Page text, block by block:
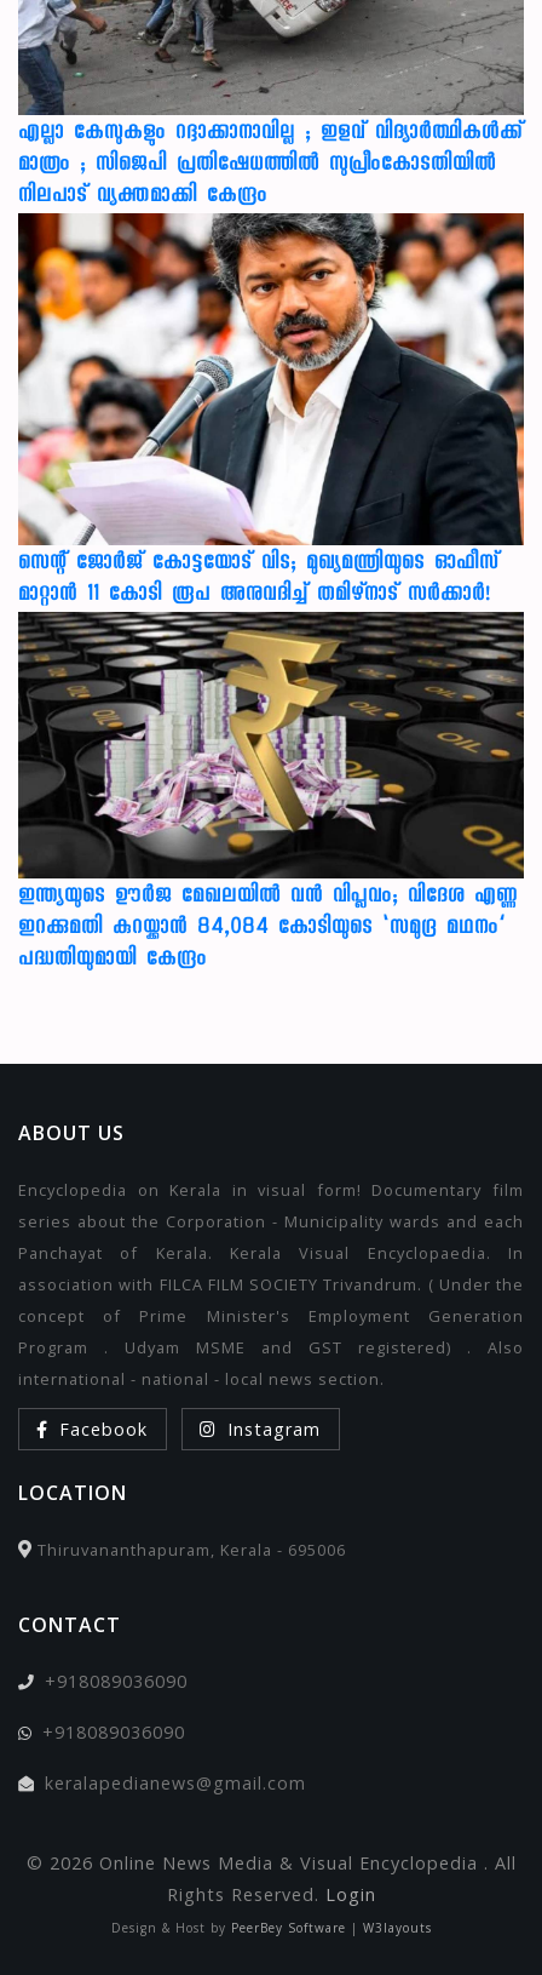
എല്ലാ കേസുകളും റദ്ദാക്കാനാവില്ല ; ഇളവ് വിദ്യാർത്ഥികൾക്ക്
മാത്രം ; സിജെപി പ്രതിഷേധത്തിൽ സുപ്രീംകോടതിയിൽ
നിലപാട് വ്യക്തമാക്കി കേന്ദ്രം
സെന്റ് ജോർജ് കോട്ടയോട് വിട; മുഖ്യമന്ത്രിയുടെ ഓഫീസ്
മാറ്റാൻ 11 കോടി രൂപ അനുവദിച്ച് തമിഴ്നാട് സർക്കാർ!
ഇന്ത്യയുടെ ഊർജ മേഖലയിൽ വൻ വിപ്ലവം; വിദേശ എണ്ണ
ഇറക്കുമതി കുറയ്ക്കാൻ 84,084 കോടിയുടെ ‘സമുദ്ര മഥനം’
പദ്ധതിയുമായി കേന്ദ്രം
ABOUT US
Encyclopedia on Kerala in visual form! Documentary film
series about the Corporation - Municipality wards and each
Panchayat of Kerala. Kerala Visual Encyclopaedia. In
association with FILCA FILM SOCIETY Trivandrum. ( Under the
concept of Prime Minister's Employment Generation
Program . Udyam MSME and GST registered) . Also
international - national - local news section.
Facebook Instagram
LOCATION
Thiruvananthapuram, Kerala - 695006
CONTACT
+918089036090
+918089036090
keralapedianews@gmail.com
© 2026 Online News Media & Visual Encyclopedia . All
Rights Reserved. Login
Design & Host by PeerBey Software | W3layouts